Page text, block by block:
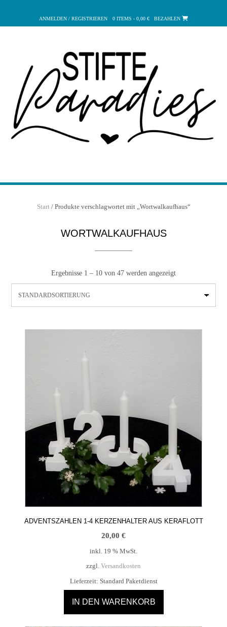
springen
ANMELDEN / REGISTRIEREN 0 ITEMS - 0,00 € BEZAHLEN
Start/ Produkte verschlagwortet mit „Wortwalkaufhaus“
WORTWALKAUFHAUS
Ergebnisse 1 – 10 von 47 werden angezeigt
ADVENTSZAHLEN 1-4 KERZENHALTER AUS KERAFLOTT
20,00 €
inkl. 19 % MwSt.
zzgl. Versandkosten
Lieferzeit: Standard Paketdienst
IN DEN WARENKORB